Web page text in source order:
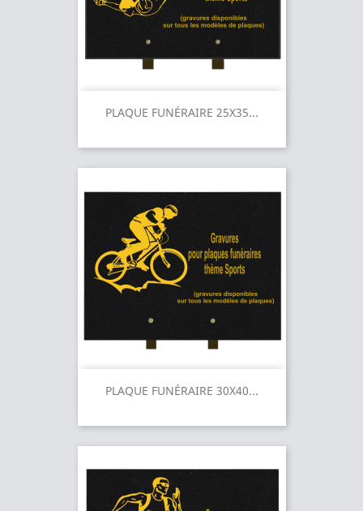
PLAQUE FUNÉRAIRE 25X35...
PLAQUE FUNÉRAIRE 30X40...